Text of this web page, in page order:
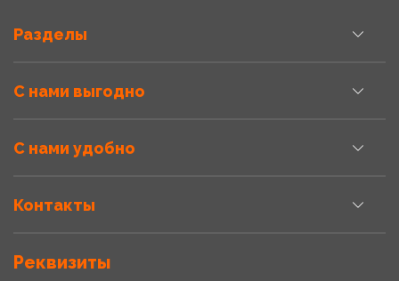
Разделы
С нами выгодно
С нами удобно
Контакты
Реквизиты